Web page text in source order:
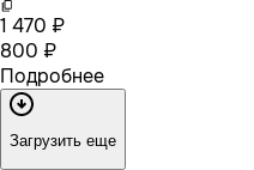
1 470 ₽
800 ₽
Подробнее
Загрузить еще